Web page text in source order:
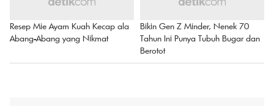
Resep Mie Ayam Kuah Kecap ala
Abang-Abang yang Nikmat
Bikin Gen Z Minder, Nenek 70
Tahun Ini Punya Tubuh Bugar dan
Berotot